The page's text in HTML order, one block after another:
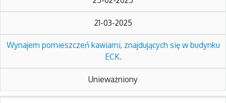
21-03-2025
Wynajem pomieszczeń kawiarni, znajdujących się w budynku
ECK.
Unieważniony